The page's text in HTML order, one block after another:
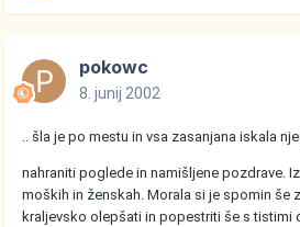
pokowc
8. junij 2002
.. šla je po mestu in vsa zasanjana iskala
nahraniti poglede in namišljene pozdrave.
moških in ženskah. Morala si je spomin še
kraljevsko olepšati in popestriti še s tistimi